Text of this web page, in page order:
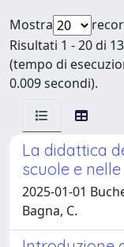
Mostra
Risultati 1 - 20 di
(tempo di
0.009 secondi).
La didattica
scuole e
2025-01-01
Bagna, C.